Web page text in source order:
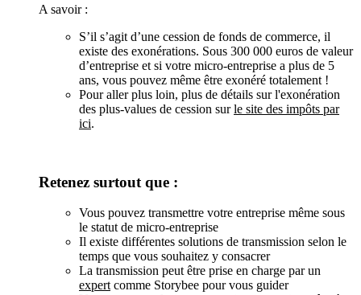
A savoir :
S’il s’agit d’une cession de fonds de commerce, il
existe des exonérations. Sous 300 000 euros de valeur
d’entreprise et si votre micro-entreprise a plus de 5
ans, vous pouvez même être exonéré totalement !
Pour aller plus loin, plus de détails sur l'exonération
des plus-values de cession surle site des impôts par
ici.
Retenez surtout que :
Vous pouvez transmettre votre entreprise même sous
le statut de micro-entreprise
Il existe différentes solutions de transmission selon le
temps que vous souhaitez y consacrer
La transmission peut être prise en charge par un
expert comme Storybee pour vous guider